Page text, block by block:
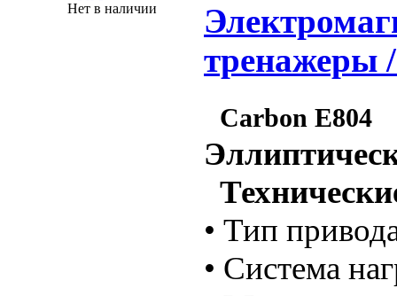
Нет в наличии
тренажеры
Carbon E804
• Тип
• Система